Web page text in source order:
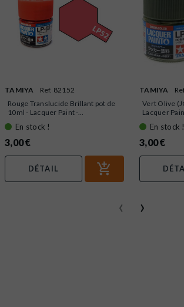
TAMIYA
Ref. 82152
Rouge Translucide Brillant pot de
10ml - Lacquer Paint -...
En stock !
3,00 €
DÉTAIL
TAMIYA
Vert Olive
Lacquer
En stock !
3,00 €
‹ ›